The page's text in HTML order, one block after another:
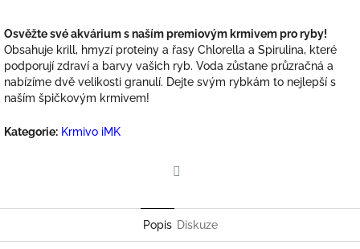
Osvěžte své akvárium s naším premiovým krmivem pro ryby!
Obsahuje krill, hmyzí proteiny a řasy Chlorella a Spirulina, které
podporují zdraví a barvy vašich ryb. Voda zůstane průzračná a
nabízíme dvě velikosti granulí. Dejte svým rybkám to nejlepší s
naším špičkovým krmivem!
Kategorie: Krmivo iMK
Popis Diskuze